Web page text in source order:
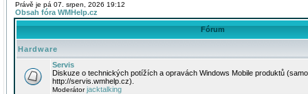
Právě je pá 07. srpen, 2026 19:12
Obsah fóra WMHelp.cz
Fórum
Hardware
Servis
Diskuze o technických potížích a opravách Windows Mobile produktů
http://servis.wmhelp.cz).
Moderátorjacktalking